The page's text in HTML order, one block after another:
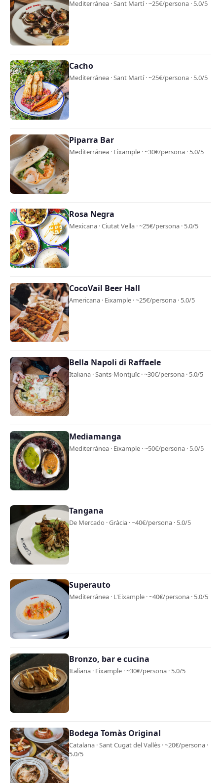
Mediterránea · Sant Martí · ~25€/persona · 5.0/5
Cacho
Mediterránea · Sant Martí · ~25€/persona · 5.0/5
Piparra Bar
Mediterránea · Eixample · ~30€/persona · 5.0/5
Rosa Negra
Mexicana · Ciutat Vella · ~25€/persona · 5.0/5
CocoVail Beer Hall
Americana · Eixample · ~25€/persona · 5.0/5
Bella Napoli di Raffaele
Italiana · Sants-Montjuïc · ~30€/persona · 5.0/5
Mediamanga
Mediterránea · Eixample · ~50€/persona · 5.0/5
Tangana
De Mercado · Gràcia · ~40€/persona · 5.0/5
Superauto
Mediterránea · L'Eixample · ~40€/persona · 5.0/5
Bronzo, bar e cucina
Italiana · Eixample · ~30€/persona · 5.0/5
Bodega Tomàs Original
Catalana · Sant Cugat del Vallès · ~20€/persona ·
5.0/5